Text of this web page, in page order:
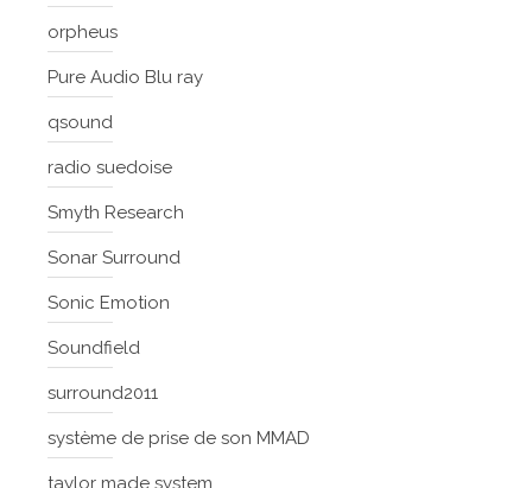
orpheus
Pure Audio Blu ray
qsound
radio suedoise
Smyth Research
Sonar Surround
Sonic Emotion
Soundfield
surround2011
système de prise de son MMAD
taylor made system